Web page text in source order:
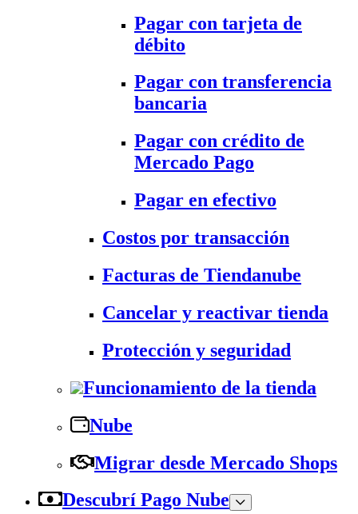
Pagar con tarjeta de
débito
Pagar con transferencia
bancaria
Pagar con crédito de
Mercado Pago
Pagar en efectivo
Costos por transacción
Facturas de Tiendanube
Cancelar y reactivar tienda
Protección y seguridad
Funcionamiento de la tienda
Nube
Migrar desde Mercado Shops
Descubrí Pago Nube